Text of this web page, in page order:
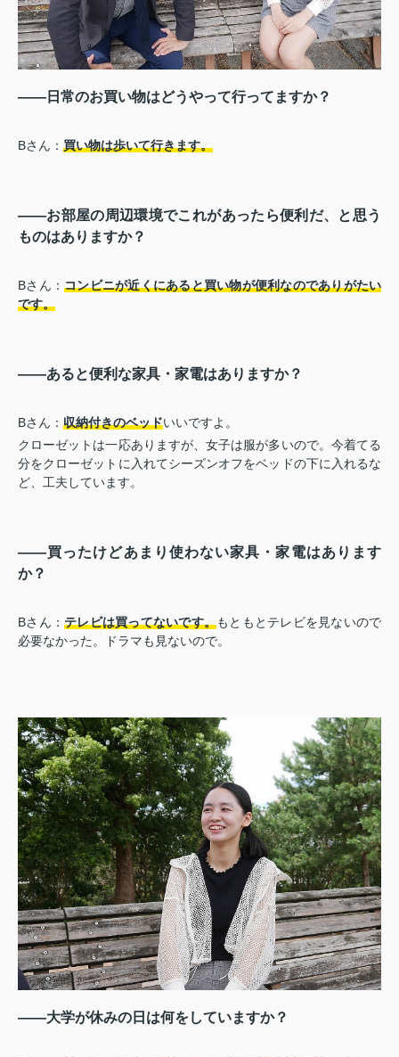
――日常のお買い物はどうやって行ってますか？
Bさん： 買い物は歩いて行きます。
――お部屋の周辺環境でこれがあったら便利だ、と思う
ものはありますか？
Bさん： コンビニが近くにあると買い物が便利なのでありがたい
です。
――あると便利な家具・家電はありますか？
Bさん： 収納付きのベッドいいですよ。
クローゼットは一応ありますが、女子は服が多いので。今着てる
分をクローゼットに入れてシーズンオフをベッドの下に入れるな
ど、工夫しています。
――買ったけどあまり使わない家具・家電はあります
か？
Bさん： テレビは買ってないです。もともとテレビを見ないので
必要なかった。ドラマも見ないので。
――大学が休みの日は何をしていますか？